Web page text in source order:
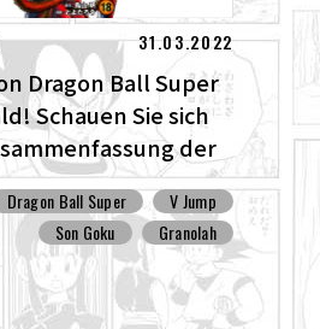
31.03.2022
Dragon Ball Super
Schauen Sie sich
der
Geschichte an !!
Dragon Ball Super
V Jump
Son Goku
Granolah